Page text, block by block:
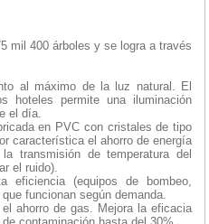
mil 400 árboles y se logra a través
al máximo de la luz natural. El
hoteles permite una iluminación
el día.
en PVC con cristales de tipo
característica el ahorro de energía
transmisión de temperatura del
el ruido).
eficiencia (equipos de bombeo,
funcionan según demanda.
ahorro de gas. Mejora la eficacia